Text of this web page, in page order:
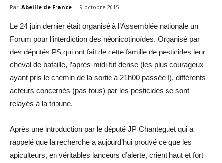
Par Abeille de France - 9 octobre 2015
Le 24 juin dernier était organisé à l’Assemblée nationale un
Forum pour l’interdiction des néonicotinoïdes. Organisé par
des députés PS qui ont fait de cette famille de pesticides leur
cheval de bataille, l’après-midi fut dense (les plus courageux
ayant pris le chemin de la sortie à 21h00 passée !), différents
acteurs concernés (pas tous) par les pesticides se sont
relayés à la tribune.
Après une introduction par le député JP Chanteguet qui a
rappelé que la recherche a aujourd’hui prouvé ce que les
apiculteurs, en véritables lanceurs d’alerte, crient haut et fort